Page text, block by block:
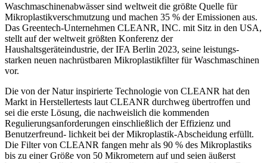
Waschmaschinenabwässer sind weltweit die größte Quelle für
Mikroplastikverschmutzung und machen 35 % der Emissionen aus.
Das Greentech-Unternehmen CLEANR, INC. mit Sitz in den USA,
stellt auf der weltweit größten Konferenz der
Haushaltsgeräteindustrie, der IFA Berlin 2023, seine leistungs-
starken neuen nachrüstbaren Mikroplastikfilter für Waschmaschinen
vor.
Die von der Natur inspirierte Technologie von CLEANR hat den
Markt in Herstellertests laut CLEANR durchweg übertroffen und
sei die erste Lösung, die nachweislich die kommenden
Regulierungsanforderungen einschließlich der Effizienz und
Benutzerfreund- lichkeit bei der Mikroplastik-Abscheidung erfüllt.
Die Filter von CLEANR fangen mehr als 90 % des Mikroplastiks
bis zu einer Größe von 50 Mikrometern auf und seien äußerst